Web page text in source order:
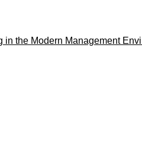
in the Modern Management